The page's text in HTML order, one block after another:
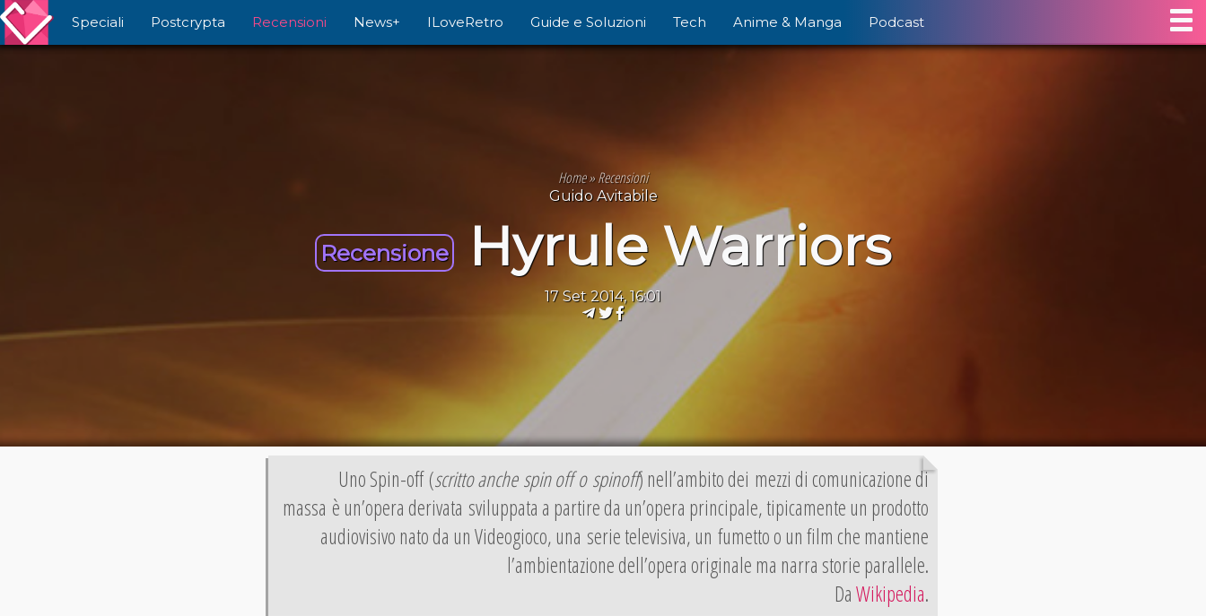
Speciali Postcrypta Recensioni News+ ILoveRetro Guide e Soluzioni Tech Anime & Manga Podcast
Home»Recensioni
Guido Avitabile
Recensione Hyrule Warriors
17 Set 2014, 16:01
Uno Spin-off (scritto anche spin off o spinoff) nell’ambito dei mezzi di comunicazione di
massa è un’opera derivata sviluppata a partire da un’opera principale, tipicamente un prodotto
audiovisivo nato da un Videogioco, una serie televisiva, un fumetto o un film che mantiene
l’ambientazione dell’opera originale ma narra storie parallele.
DaWikipedia.